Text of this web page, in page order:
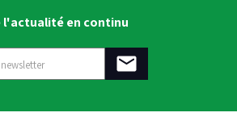
l'actualité en continu